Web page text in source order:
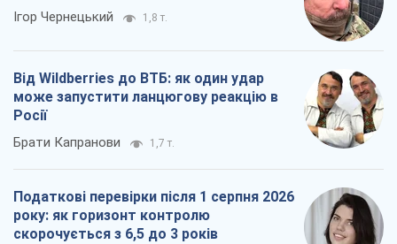
Ігор Чернецький 1,8 т.
Від Wildberries до ВТБ: як один удар
може запустити ланцюгову реакцію в
Росії
Брати Капранови 1,7 т.
Податкові перевірки після 1 серпня 2026
року: як горизонт контролю
скорочується з 6,5 до 3 років